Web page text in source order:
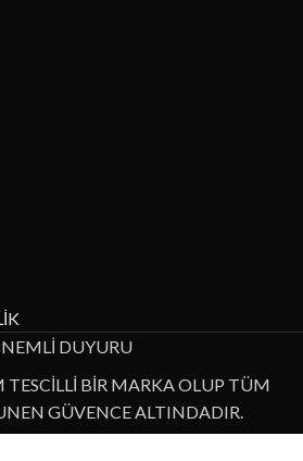
DUYURU
BİR MARKA OLUP TÜM
GÜVENCE ALTINDADIR.